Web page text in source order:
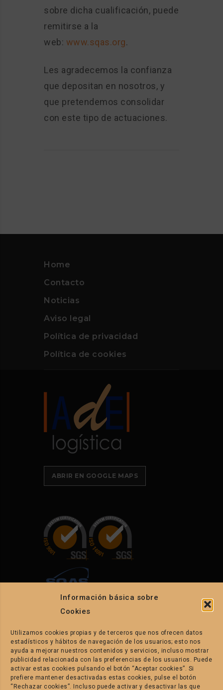
Información básica sobre
Cookies
Utilizamos cookies propias y de terceros que nos ofrecen datos
estadísticos y hábitos de navegación de los usuarios; esto nos
ayuda a mejorar nuestros contenidos y servicios, incluso mostrar
publicidad relacionada con las preferencias de los usuarios. Puede
activar estas cookies pulsando el botón “Aceptar cookies”. Si
prefiere mantener desactivadas estas cookies, pulse el botón
“Rechazar cookies”. Incluso puede activar y desactivar las que
sobre dicha cualificación, puede
remitirse a la
web: www.sqas.org.
Les agradecemos la confianza
que depositan en nosotros, y
que pretendemos consolidar
con este tipo de actuaciones.
Home
Contacto
Noticias
Aviso legal
Política de privacidad
Política de cookies
ABRIR EN GOOGLE MAPS
CONTACTO
C/. Els Conills parcelas 86-88. P.I.
La Pahilla.